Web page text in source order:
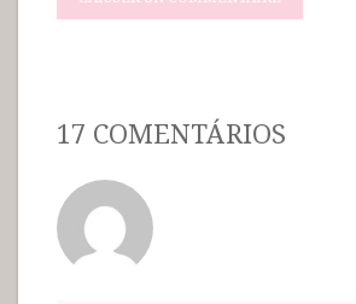
17 COMENTÁRIOS